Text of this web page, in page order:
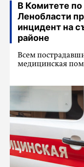
В Комитете
Ленобласти
инцидент на
районе
Всем
медицинская